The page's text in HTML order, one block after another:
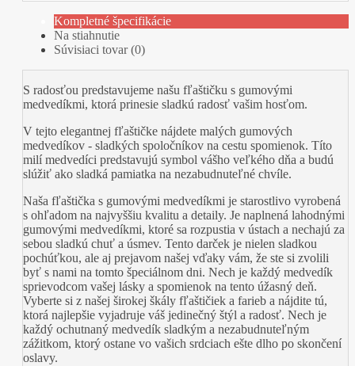
Kompletné špecifikácie
Na stiahnutie
Súvisiaci tovar (0)
S radosťou predstavujeme našu fľaštičku s gumovými
medvedíkmi, ktorá prinesie sladkú radosť vašim hosťom.
V tejto elegantnej fľaštičke nájdete malých gumových
medvedíkov - sladkých spoločníkov na cestu spomienok. Títo
milí medvedíci predstavujú symbol vášho veľkého dňa a budú
slúžiť ako sladká pamiatka na nezabudnuteľné chvíle.
Naša fľaštička s gumovými medvedíkmi je starostlivo vyrobená
s ohľadom na najvyššiu kvalitu a detaily. Je naplnená lahodnými
gumovými medvedíkmi, ktoré sa rozpustia v ústach a nechajú za
sebou sladkú chuť a úsmev. Tento darček je nielen sladkou
pochúťkou, ale aj prejavom našej vďaky vám, že ste si zvolili
byť s nami na tomto špeciálnom dni. Nech je každý medvedík
sprievodcom vašej lásky a spomienok na tento úžasný deň.
Vyberte si z našej širokej škály fľaštičiek a farieb a nájdite tú,
ktorá najlepšie vyjadruje váš jedinečný štýl a radosť. Nech je
každý ochutnaný medvedík sladkým a nezabudnuteľným
zážitkom, ktorý ostane vo vašich srdciach ešte dlho po skončení
oslavy.